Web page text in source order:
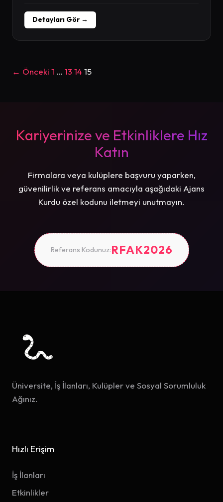
Detayları Gör →
← Önceki 1 … 13 1415
Kariyerinize ve Etkinliklere Hız
Katın
Firmalara veya kulüplere başvuru yaparken,
güvenilirlik ve referans amacıyla aşağıdaki Ajans
Kurdu özel kodunu iletmeyi unutmayın.
Referans Kodunuz:RFAK2026
Üniversite, İş İlanları, Kulüpler ve Sosyal Sorumluluk
Ağınız.
Hızlı Erişim
İş İlanları
Etkinlikler